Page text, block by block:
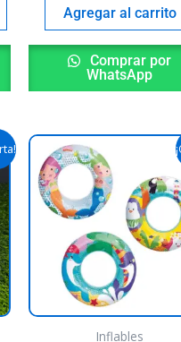
Agregar al carrito
Comprar por
WhatsApp
Inflables
Original
$